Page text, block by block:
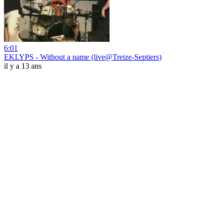
6:01
EKLYPS - Without a name (live@Treize-Septiers)
il y a 13 ans